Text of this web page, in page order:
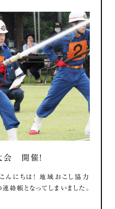
会 開催！
にちは！ 地域おこし協力
絡帳となってしまいました。